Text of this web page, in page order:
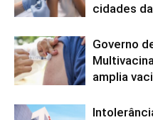
cidades
Governo
amplia